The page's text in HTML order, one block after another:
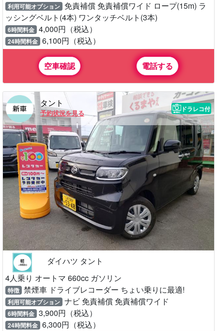
利用可能オプション 免責補償 免責補償ワイド ロープ(15m) ラ
ッシングベルト(4本) ワンタッチベルト(3本)
6時間料金 4,000円（税込）
24時間料金 6,100円（税込）
空車確認 電話する
タント
予約状況を見る
ドラレコ付
ダイハツ タント
4人乗り オートマ 660cc ガソリン
特徴 禁煙車 ドライブレコーダー ちょい乗りに最適!
利用可能オプション ナビ 免責補償 免責補償ワイド
6時間料金 3,900円（税込）
24時間料金 6,300円（税込）